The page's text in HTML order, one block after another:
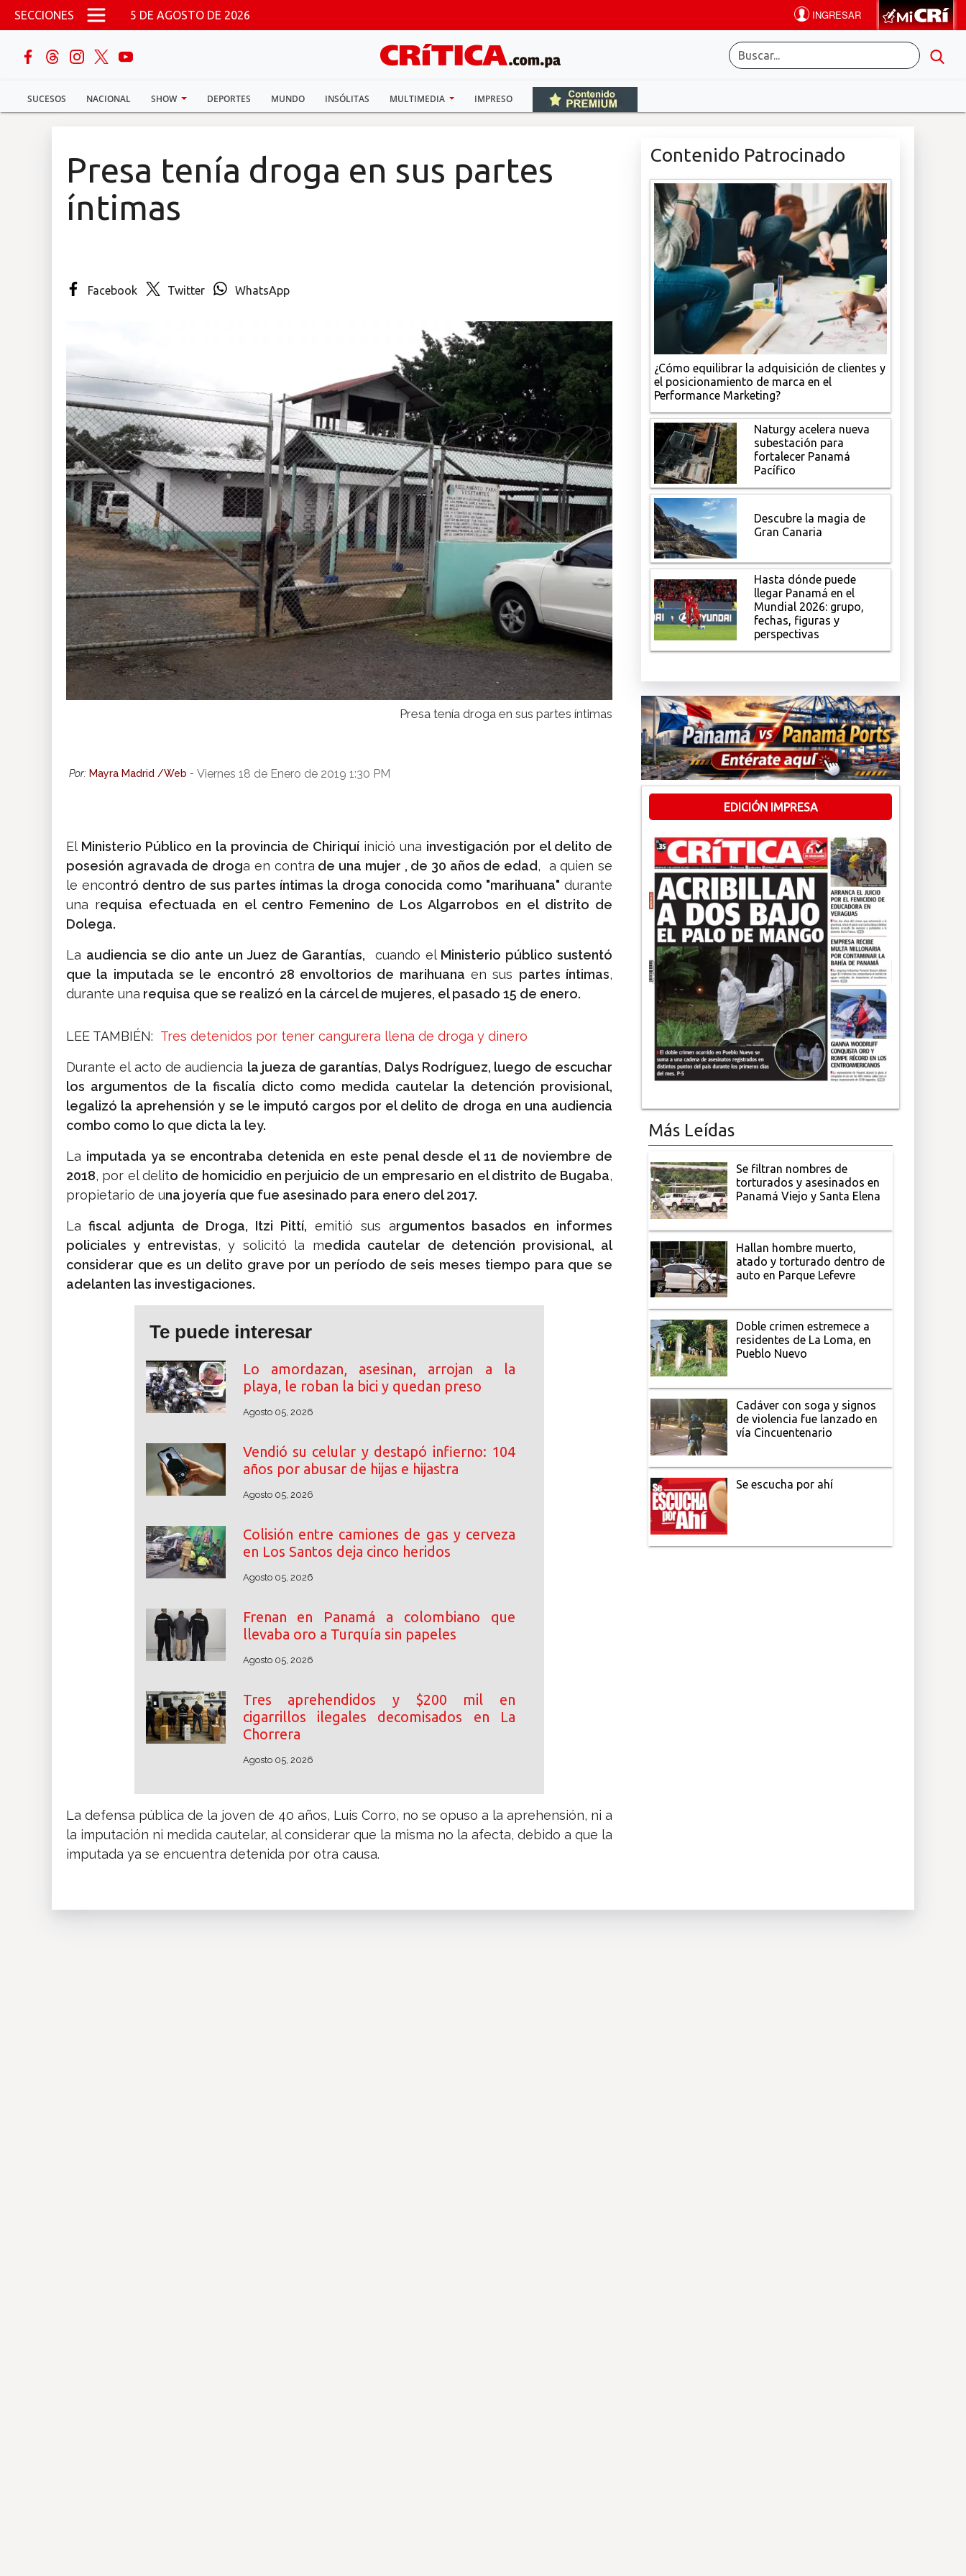
Pasar al contenido principal
SECCIONES 5 DE AGOSTO DE 2026
SUCESOS NACIONAL SHOW DEPORTES MUNDO INSÓLITAS MULTIMEDIA IMPRESO
buscar
Sucesos
Multimedia
Presa tenía droga en sus partes
íntimas
Facebook Twitter WhatsApp
Presa tenía droga en sus partes íntimas
Por: Mayra Madrid /Web - Viernes 18 de Enero de 2019 1:30 PM
El Ministerio Público en la provincia de Chiriquí inició una investigación por el delito de
posesión agravada de droga en contra de una mujer , de 30 años de edad, a quien se
le encontró dentro de sus partes íntimas la droga conocida como "marihuana" durante
una requisa efectuada en el centro Femenino de Los Algarrobos en el distrito de
Dolega.
La audiencia se dio ante un Juez de Garantías, cuando el Ministerio público sustentó
que la imputada se le encontró 28 envoltorios de marihuana en sus partes íntimas,
durante una requisa que se realizó en la cárcel de mujeres, el pasado 15 de enero.
LEE TAMBIÉN: Tres detenidos por tener cangurera llena de droga y dinero
Durante el acto de audiencia la jueza de garantías, Dalys Rodríguez, luego de escuchar
los argumentos de la fiscalía dicto como medida cautelar la detención provisional,
legalizó la aprehensión y se le imputó cargos por el delito de droga en una audiencia
combo como lo que dicta la ley.
La imputada ya se encontraba detenida en este penal desde el 11 de noviembre de
2018, por el delito de homicidio en perjuicio de un empresario en el distrito de Bugaba,
propietario de una joyería que fue asesinado para enero del 2017.
La fiscal adjunta de Droga, Itzi Pittí, emitió sus argumentos basados en informes
policiales y entrevistas, y solicitó la medida cautelar de detención provisional, al
considerar que es un delito grave por un período de seis meses tiempo para que se
adelanten las investigaciones.
Te puede interesar
Lo amordazan, asesinan, arrojan a la
playa, le roban la bici y quedan preso
Agosto 05, 2026
Vendió su celular y destapó infierno: 104
años por abusar de hijas e hijastra
Agosto 05, 2026
Colisión entre camiones de gas y cerveza
en Los Santos deja cinco heridos
Agosto 05, 2026
Frenan en Panamá a colombiano que
llevaba oro a Turquía sin papeles
Agosto 05, 2026
Tres aprehendidos y $200 mil en
cigarrillos ilegales decomisados en La
Chorrera
Agosto 05, 2026
La defensa pública de la joven de 40 años, Luis Corro, no se opuso a la aprehensión, ni a
la imputación ni medida cautelar, al considerar que la misma no la afecta, debido a que la
imputada ya se encuentra detenida por otra causa.
Contenido Patrocinado
¿Cómo equilibrar la adquisición de clientes y
el posicionamiento de marca en el
Performance Marketing?
Naturgy acelera nueva
subestación para
fortalecer Panamá
Pacífico
Descubre la magia de
Gran Canaria
Hasta dónde puede
llegar Panamá en el
Mundial 2026: grupo,
fechas, figuras y
perspectivas
EDICIÓN IMPRESA
Más Leídas
Se filtran nombres de
torturados y asesinados en
Panamá Viejo y Santa Elena
Hallan hombre muerto,
atado y torturado dentro de
auto en Parque Lefevre
Doble crimen estremece a
residentes de La Loma, en
Pueblo Nuevo
Cadáver con soga y signos
de violencia fue lanzado en
vía Cincuentenario
Se escucha por ahí